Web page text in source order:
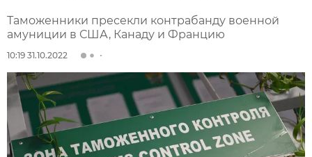
Таможенники пресекли контрабанду военной
амуниции в США, Канаду и Францию
10:19 31.10.2022